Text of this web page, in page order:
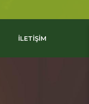
İLETİŞİM